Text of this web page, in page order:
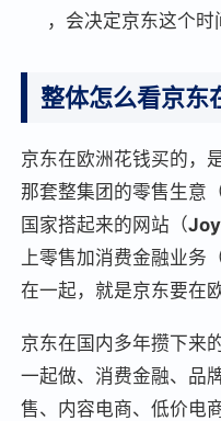
，会决定京东这个时
整体怎么看京东
京东在欧洲花钱买的，
那套整集团的零售生意
国家搭起来的网站（
上零售加消费金融业务
在一起，就是京东要在
京东在国内多年攒下
一起做、消费金融、
售、内容电商、低价电